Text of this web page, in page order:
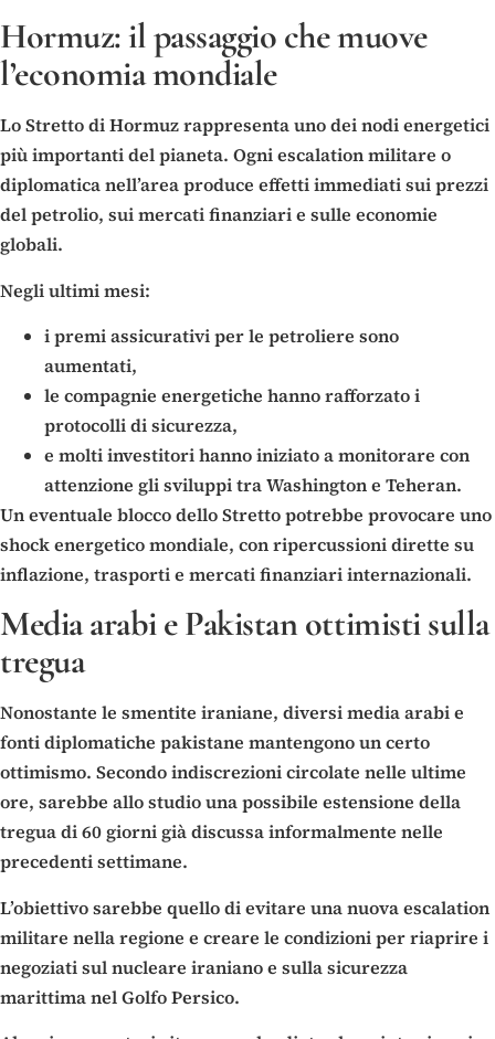
Hormuz: il passaggio che muove
l’economia mondiale
Lo Stretto di Hormuz rappresenta uno dei nodi energetici
più importanti del pianeta. Ogni escalation militare o
diplomatica nell’area produce effetti immediati sui prezzi
del petrolio, sui mercati finanziari e sulle economie
globali.
Negli ultimi mesi:
i premi assicurativi per le petroliere sono
aumentati,
le compagnie energetiche hanno rafforzato i
protocolli di sicurezza,
e molti investitori hanno iniziato a monitorare con
attenzione gli sviluppi tra Washington e Teheran.
Un eventuale blocco dello Stretto potrebbe provocare uno
shock energetico mondiale, con ripercussioni dirette su
inflazione, trasporti e mercati finanziari internazionali.
Media arabi e Pakistan ottimisti sulla
tregua
Nonostante le smentite iraniane, diversi media arabi e
fonti diplomatiche pakistane mantengono un certo
ottimismo. Secondo indiscrezioni circolate nelle ultime
ore, sarebbe allo studio una possibile estensione della
tregua di 60 giorni già discussa informalmente nelle
precedenti settimane.
L’obiettivo sarebbe quello di evitare una nuova escalation
militare nella regione e creare le condizioni per riaprire i
negoziati sul nucleare iraniano e sulla sicurezza
marittima nel Golfo Persico.